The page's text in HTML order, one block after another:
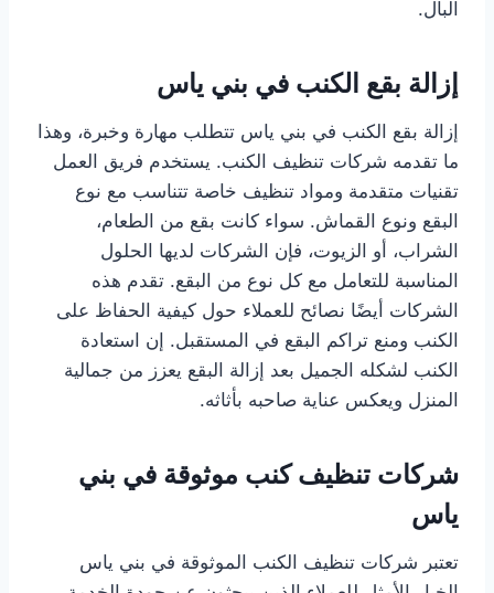
البال.
إزالة بقع الكنب في بني ياس
إزالة بقع الكنب في بني ياس تتطلب مهارة وخبرة، وهذا
ما تقدمه شركات تنظيف الكنب. يستخدم فريق العمل
تقنيات متقدمة ومواد تنظيف خاصة تتناسب مع نوع
البقع ونوع القماش. سواء كانت بقع من الطعام،
الشراب، أو الزيوت، فإن الشركات لديها الحلول
المناسبة للتعامل مع كل نوع من البقع. تقدم هذه
الشركات أيضًا نصائح للعملاء حول كيفية الحفاظ على
الكنب ومنع تراكم البقع في المستقبل. إن استعادة
الكنب لشكله الجميل بعد إزالة البقع يعزز من جمالية
المنزل ويعكس عناية صاحبه بأثاثه.
شركات تنظيف كنب موثوقة في بني
ياس
تعتبر شركات تنظيف الكنب الموثوقة في بني ياس